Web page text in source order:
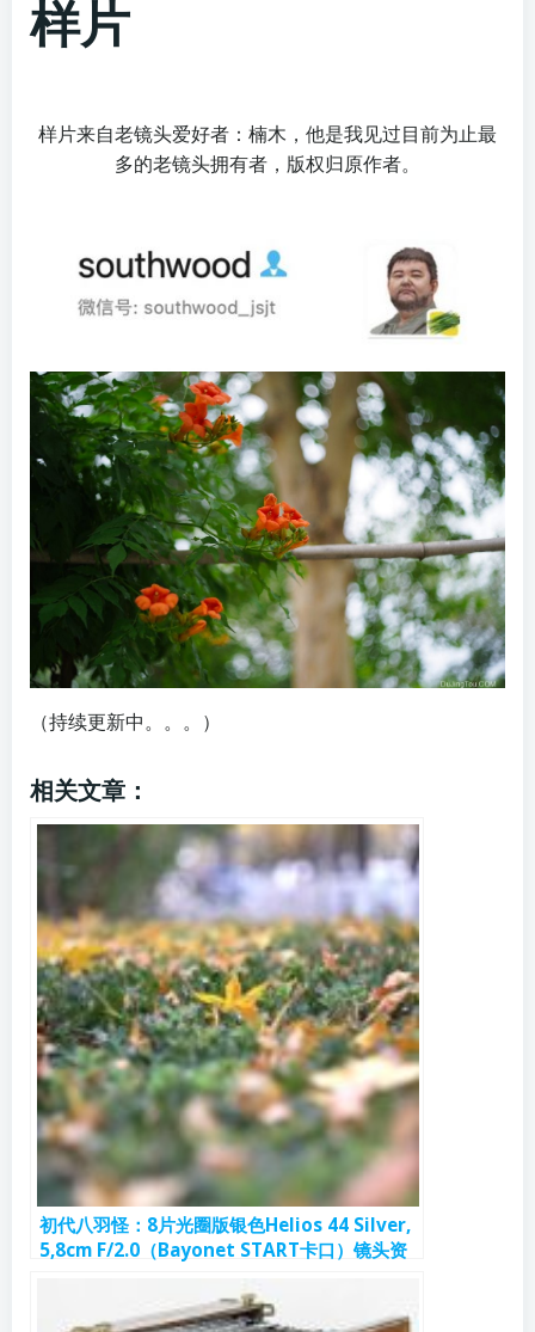
样片
样片来自老镜头爱好者：楠木，他是我见过目前为止最
多的老镜头拥有者，版权归原作者。
（持续更新中。。。）
相关文章：
初代八羽怪：8片光圈版银色Helios 44 Silver,
5,8cm F/2.0（Bayonet START卡口）镜头资